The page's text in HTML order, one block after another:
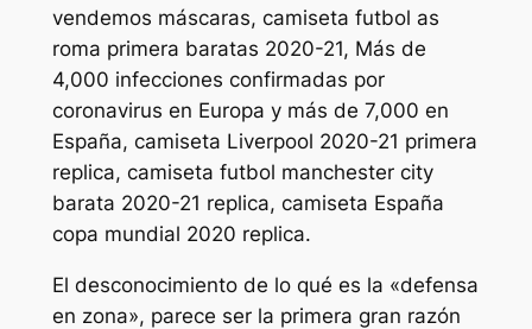
vendemos máscaras, camiseta futbol as
roma primera baratas 2020-21, Más de
4,000 infecciones confirmadas por
coronavirus en Europa y más de 7,000 en
España, camiseta Liverpool 2020-21 primera
replica, camiseta futbol manchester city
barata 2020-21 replica, camiseta España
copa mundial 2020 replica.
El desconocimiento de lo qué es la «defensa
en zona», parece ser la primera gran razón